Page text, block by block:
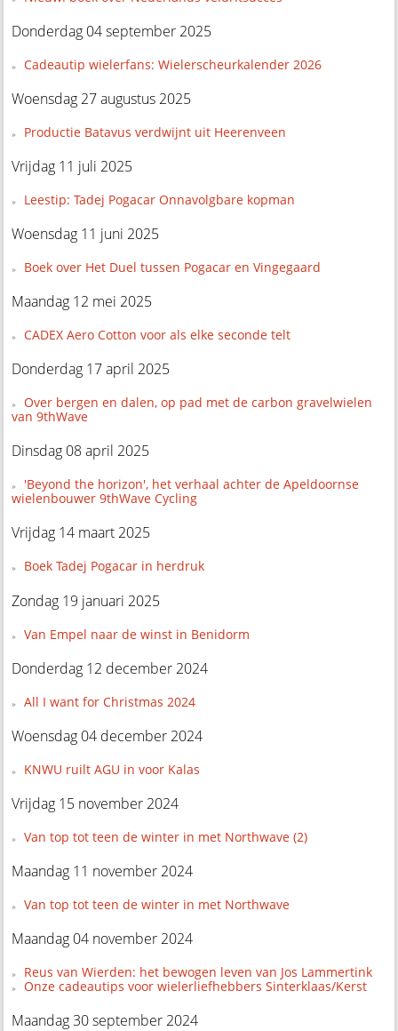
Donderdag 04 september 2025
Cadeautip wielerfans: Wielerscheurkalender 2026
Woensdag 27 augustus 2025
Productie Batavus verdwijnt uit Heerenveen
Vrijdag 11 juli 2025
Leestip: Tadej Pogacar Onnavolgbare kopman
Woensdag 11 juni 2025
Boek over Het Duel tussen Pogacar en Vingegaard
Maandag 12 mei 2025
CADEX Aero Cotton voor als elke seconde telt
Donderdag 17 april 2025
Over bergen en dalen, op pad met de carbon gravelwielen
van 9thWave
Dinsdag 08 april 2025
'Beyond the horizon', het verhaal achter de Apeldoornse
wielenbouwer 9thWave Cycling
Vrijdag 14 maart 2025
Boek Tadej Pogacar in herdruk
Zondag 19 januari 2025
Van Empel naar de winst in Benidorm
Donderdag 12 december 2024
All I want for Christmas 2024
Woensdag 04 december 2024
KNWU ruilt AGU in voor Kalas
Vrijdag 15 november 2024
Van top tot teen de winter in met Northwave (2)
Maandag 11 november 2024
Van top tot teen de winter in met Northwave
Maandag 04 november 2024
Reus van Wierden: het bewogen leven van Jos Lammertink
Onze cadeautips voor wielerliefhebbers Sinterklaas/Kerst
Maandag 30 september 2024